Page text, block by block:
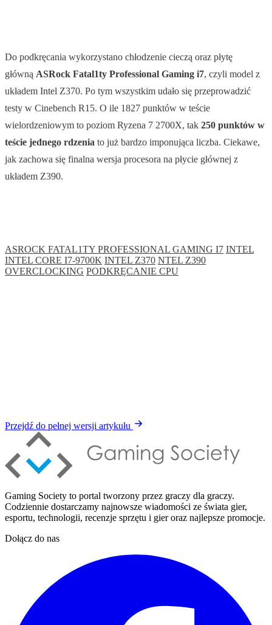
Do podkręcania wykorzystano chłodzenie cieczą oraz płytę
główną ASRock Fatal1ty Professional Gaming i7, czyli model z
układem Intel Z370. Po tym wszystkim udało się przeprowadzić
testy w Cinebench R15. O ile 1827 punktów w teście
wielordzeniowym to poziom Ryzena 7 2700X, tak 250 punktów w
teście jednego rdzenia to już bardzo imponująca liczba. Ciekawe,
jak zachowa się finalna wersja procesora na płycie głównej z
układem Z390.
ASROCK FATAL1TY PROFESSIONAL GAMING I7 INTEL
INTEL CORE I7-9700K INTEL Z370 NTEL Z390
OVERCLOCKING PODKRĘCANIE CPU
Przejdź do pełnej wersji artykułu
Gaming Society to portal tworzony przez graczy dla graczy.
Codziennie dostarczamy najnowsze wiadomości ze świata gier,
esportu, technologii, recenzje sprzętu i gier oraz najlepsze promocje.
Dołącz do nas